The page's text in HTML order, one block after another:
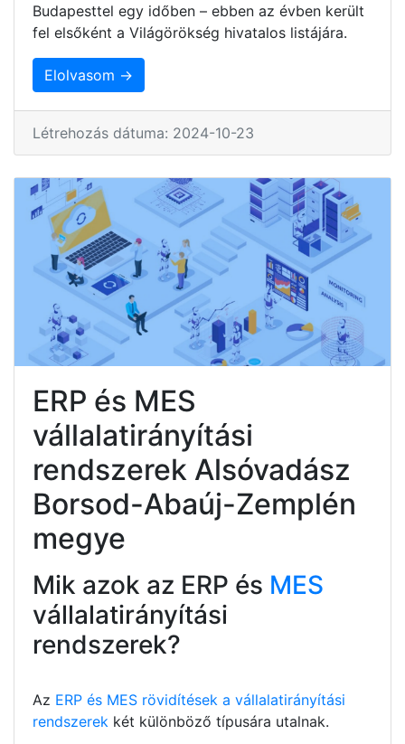
Budapesttel egy időben – ebben az évben került
fel elsőként a Világörökség hivatalos listájára.
Elolvasom →
Létrehozás dátuma: 2024-10-23
ERP és MES
vállalatirányítási
rendszerek Alsóvadász
Borsod-Abaúj-Zemplén
megye
Mik azok az ERP és MES
vállalatirányítási
rendszerek?
Az ERP és MES rövidítések a vállalatirányítási
rendszerek két különböző típusára utalnak.